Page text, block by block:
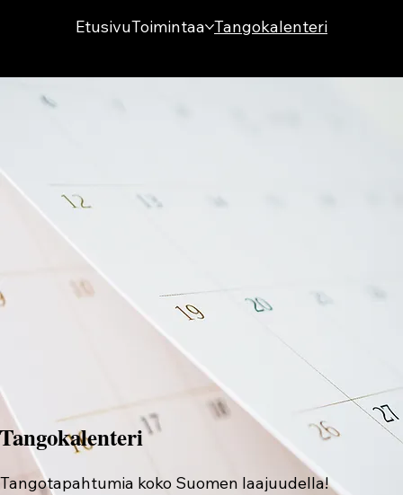
EtusivuToimintaa Tangokalenteri
Tangokalenteri
Tangotapahtumia koko Suomen laajuudella!